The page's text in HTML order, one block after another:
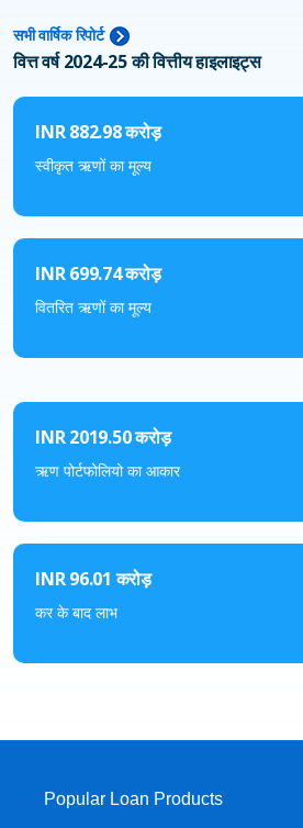
सभी वार्षिक रिपोर्ट
वित्त वर्ष 2024-25 की वित्तीय हाइलाइट्स
INR 882.98 करोड़
स्वीकृत ऋणों का मूल्य
INR 699.74 करोड़
वितरित ऋणों का मूल्य
INR 2019.50 करोड़
ऋण पोर्टफोलियो का आकार
INR 96.01 करोड़
कर के बाद लाभ
Popular Loan Products